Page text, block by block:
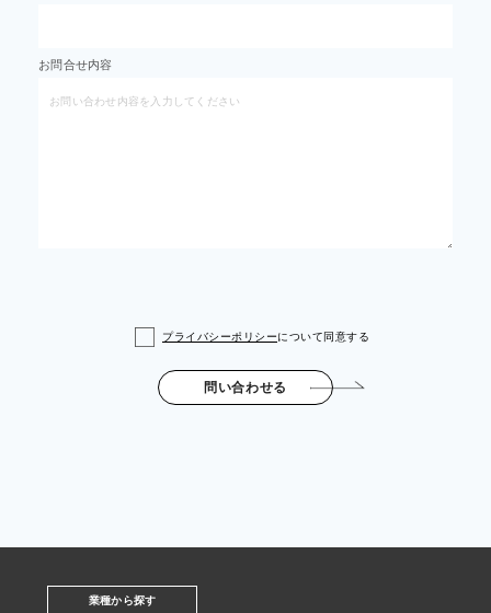
お問合せ内容
プライバシーポリシーについて同意する
問い合わせる
業種から探す